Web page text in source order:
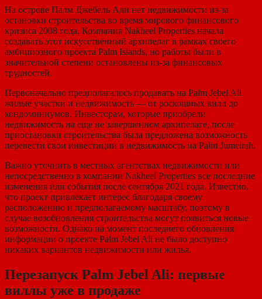
На острове Палм Джебель Али нет недвижимости из-за
остановки строительства во время мирового финансового
кризиса 2008 года. Компания Nakheel Properties начала
создавать этот искусственный архипелаг в рамках своего
амбициозного проекта Palm Islands, но работы были в
значительной степени остановлены из-за финансовых
трудностей.
Первоначально предполагалось продавать на Palm Jebel Ali
жилые участки и недвижимость — от роскошных вилл до
кондоминиумов. Инвесторам, которые приобрели
недвижимость на еще не завершенном архипелаге, после
приостановки строительства была предложена возможность
перевести свои инвестиции в недвижимость на Palm Jumeirah.
Важно уточнить в местных агентствах недвижимости или
непосредственно в компании Nakheel Properties все последние
изменения или события после сентября 2021 года. Известно,
что проект привлекает интерес благодаря своему
расположению и предполагаемому масштабу, поэтому в
случае возобновления строительства могут появиться новые
возможности. Однако на момент последнего обновления
информации о проекте Palm Jebel Ali не было доступно
никаких вариантов недвижимости или жилья.
Перезапуск Palm Jebel Ali: первые
виллы уже в продаже